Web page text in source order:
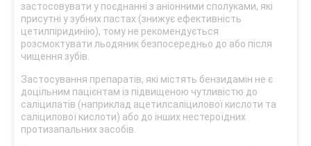
застосовувати у поєднанні з аніонними сполуками, які
присутні у зубних пастах (знижує ефективність
цетилпіридинію), тому не рекомендується
розсмоктувати льодяник безпосередньо до або після
чищення зубів.
Застосування препаратів, які містять бензидамін не є
доцільним пацієнтам із підвищеною чутливістю до
саліцилатів (наприклад ацетилсаліцилової кислоти та
саліцилової кислоти) або до інших нестероїдних
протизапальних засобів.